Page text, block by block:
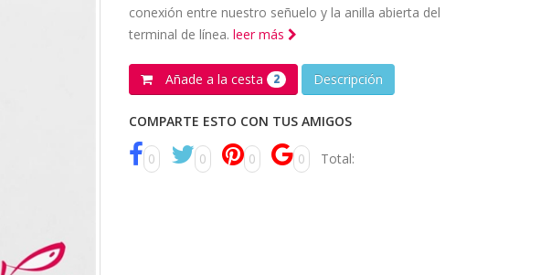
conexión entre nuestro señuelo y la anilla abierta del
terminal de línea. leer más
Añade a la cesta 2 Descripción
COMPARTE ESTO CON TUS AMIGOS
0 0 0 0 Total: